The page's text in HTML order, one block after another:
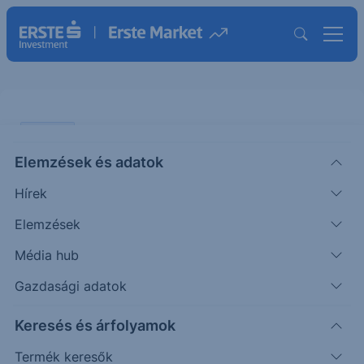
Elemzések és adatok
Hírek
Elemzések
Média hub
Gazdasági adatok
Keresés és árfolyamok
Termék keresők
negyedéves szinten
visszaeshetett az OTP profitja
ÖTLETGYÁR MINI
|2024. március 5. 09:09
Az OTP a blue-chip papírok közül utolsóként,